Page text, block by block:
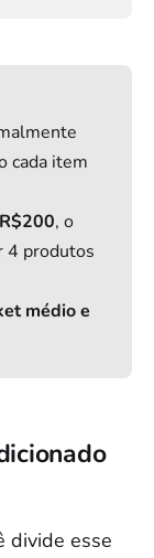
cada item
, o
4 produtos
médio e
divide esse